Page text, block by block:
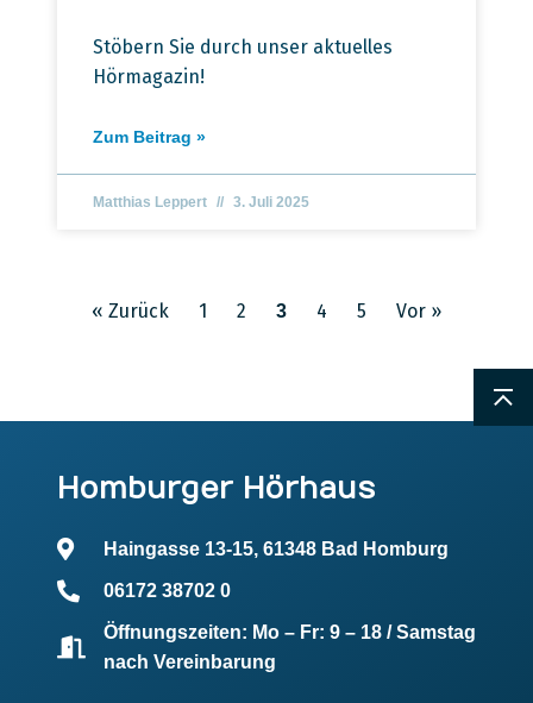
Stöbern Sie durch unser aktuelles
Hörmagazin!
Zum Beitrag »
Matthias Leppert 3. Juli 2025
« Zurück 1 2 3 4 5 Vor »
Homburger Hörhaus
Haingasse 13-15, 61348 Bad Homburg
06172 38702 0
Öffnungszeiten: Mo – Fr: 9 – 18 / Samstag
nach Vereinbarung